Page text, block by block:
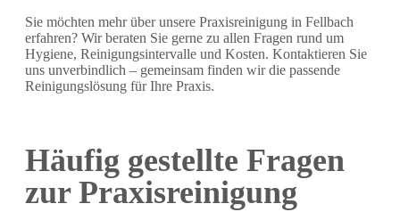
Sie möchten mehr über unsere Praxisreinigung in Fellbach
erfahren? Wir beraten Sie gerne zu allen Fragen rund um
Hygiene, Reinigungsintervalle und Kosten. Kontaktieren Sie
uns unverbindlich – gemeinsam finden wir die passende
Reinigungslösung für Ihre Praxis.
Häufig gestellte Fragen
zur Praxisreinigung